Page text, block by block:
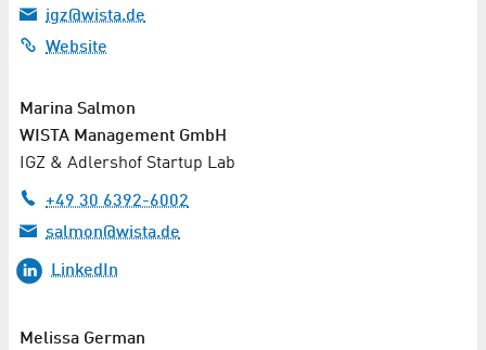
igz@wista.de
Website
Marina Salmon
WISTA Management GmbH
IGZ & Adlershof Startup Lab
+49 30 6392-6002
salmon@wista.de
LinkedIn
Melissa German